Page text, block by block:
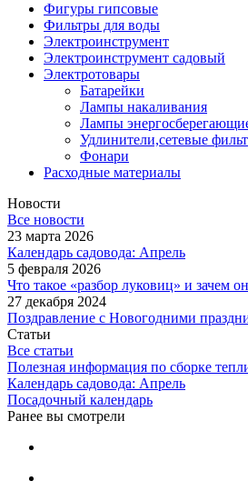
Фигуры гипсовые
Фильтры для воды
Электроинструмент
Электроинструмент садовый
Электротовары
Батарейки
Лампы накаливания
Лампы
Удлинители,сетевые
Фонари
Расходные материалы
Новости
Все новости
23 марта 2026
Календарь садовода: Апрель
5 февраля 2026
Что такое «разбор луковиц» и зачем
27 декабря 2024
Поздравление с Новогодними
Статьи
Все статьи
Полезная информация по сборке
Календарь садовода: Апрель
Посадочный календарь
Ранее вы смотрели